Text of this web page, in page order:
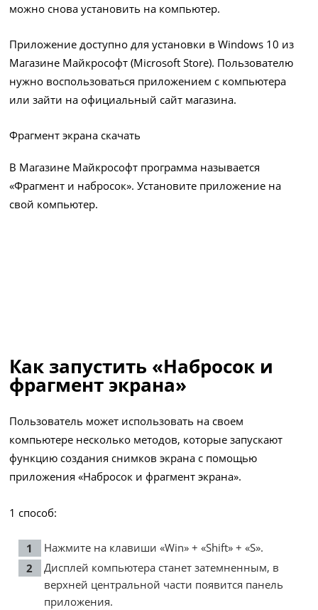
можно снова установить на компьютер.
Приложение доступно для установки в Windows 10 из
Магазине Майкрософт (Microsoft Store). Пользователю
нужно воспользоваться приложением с компьютера
или зайти на официальный сайт магазина.
Фрагмент экрана скачать
В Магазине Майкрософт программа называется
«Фрагмент и набросок». Установите приложение на
свой компьютер.
Как запустить «Набросок и
фрагмент экрана»
Пользователь может использовать на своем
компьютере несколько методов, которые запускают
функцию создания снимков экрана с помощью
приложения «Набросок и фрагмент экрана».
1 способ:
Нажмите на клавиши «Win» + «Shift» + «S».
Дисплей компьютера станет затемненным, в
верхней центральной части появится панель
приложения.